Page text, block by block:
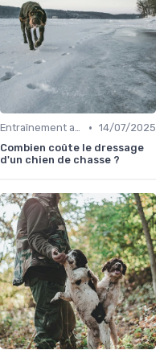
Entraînement avancé • 14/07/2025
Combien coûte le dressage
d'un chien de chasse ?